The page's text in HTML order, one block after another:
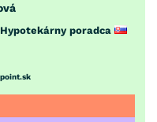
poradca